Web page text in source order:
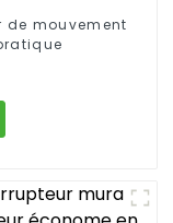
de mouvement